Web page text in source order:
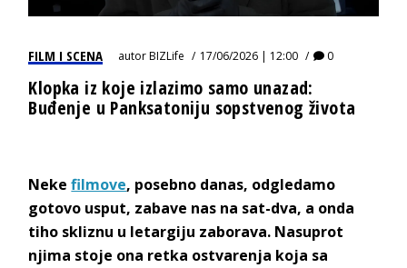
FILM I SCENA autorBIZLife 17/06/2026 | 12:00 0
Klopka iz koje izlazimo samo unazad:
Buđenje u Panksatoniju sopstvenog života
Nekefilmove, posebno danas, odgledamo
gotovo usput, zabave nas na sat-dva, a onda
tiho skliznu u letargiju zaborava. Nasuprot
njima stoje ona retka ostvarenja koja sa